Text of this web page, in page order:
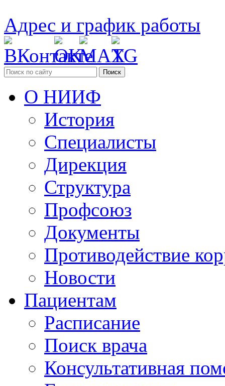
Адрес и график работы
Поиск
О НИИФ
История
Специалисты
Дирекция
Структура
Профсоюз
Документы
Противодействие
Новости
Пациентам
Расписание
Поиск врача
Консультативная